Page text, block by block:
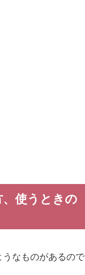
、使うときの
なものがあるので